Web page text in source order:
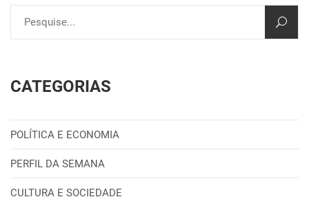
CATEGORIAS
POLÍTICA E ECONOMIA
PERFIL DA SEMANA
CULTURA E SOCIEDADE